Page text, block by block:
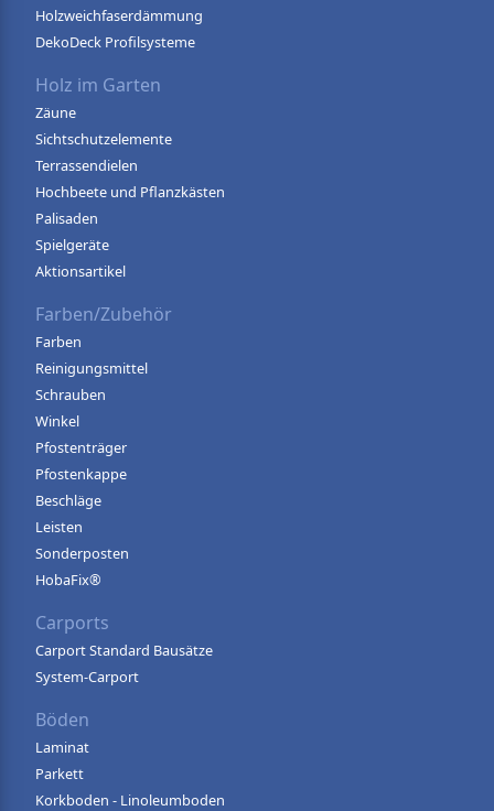
Holzweichfaserdämmung
DekoDeck Profilsysteme
Holz im Garten
Zäune
Sichtschutzelemente
Terrassendielen
Hochbeete und Pflanzkästen
Palisaden
Spielgeräte
Aktionsartikel
Farben/Zubehör
Farben
Reinigungsmittel
Schrauben
Winkel
Pfostenträger
Pfostenkappe
Beschläge
Leisten
Sonderposten
HobaFix®
Carports
Carport Standard Bausätze
System-Carport
Böden
Laminat
Parkett
Korkboden - Linoleumboden